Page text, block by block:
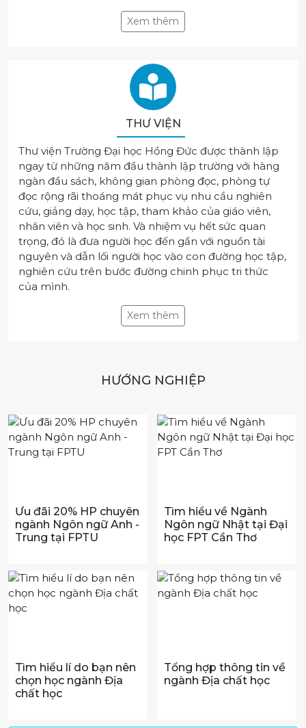
Xem thêm
THƯ VIỆN
Thư viện Trường Đại học Hồng Đức được thành lập
ngay từ những năm đầu thành lập trường với hàng
ngàn đầu sách, không gian phòng đọc, phòng tự
đọc rộng rãi thoáng mát phục vụ nhu cầu nghiên
cứu, giảng dạy, học tập, tham khảo của giáo viên,
nhân viên và học sinh. Và nhiệm vụ hết sức quan
trọng, đó là đưa người học đến gần với nguồn tài
nguyên và dẫn lối người học vào con đường học tập,
nghiên cứu trên bước đường chinh phục tri thức
của mình.
Xem thêm
HƯỚNG NGHIỆP
Ưu đãi 20% HP chuyên
ngành Ngôn ngữ Anh -
Trung tại FPTU
Tìm hiểu về Ngành
Ngôn ngữ Nhật tại Đại
học FPT Cần Thơ
Tìm hiểu lí do bạn nên
chọn học ngành Địa
chất học
Tổng hợp thông tin về
ngành Địa chất học